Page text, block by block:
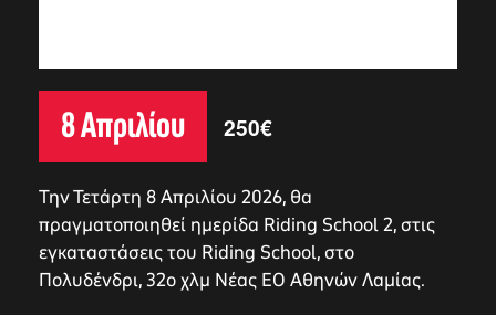
8 Απριλίου 250€
Την Τετάρτη 8 Απριλίου 2026, θα
πραγματοποιηθεί ημερίδα Riding School 2, στις
εγκαταστάσεις του Riding School, στο
Πολυδένδρι, 32ο χλμ Νέας ΕΟ Αθηνών Λαμίας.